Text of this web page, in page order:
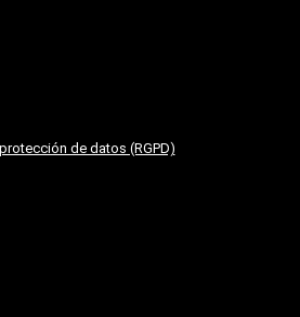
de datos (RGPD)